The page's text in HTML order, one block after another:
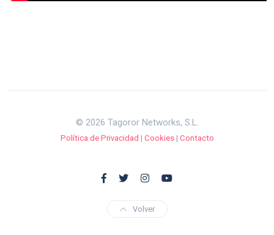
© 2026 Tagoror Networks, S.L.
Política de Privacidad | Cookies| Contacto
Volver